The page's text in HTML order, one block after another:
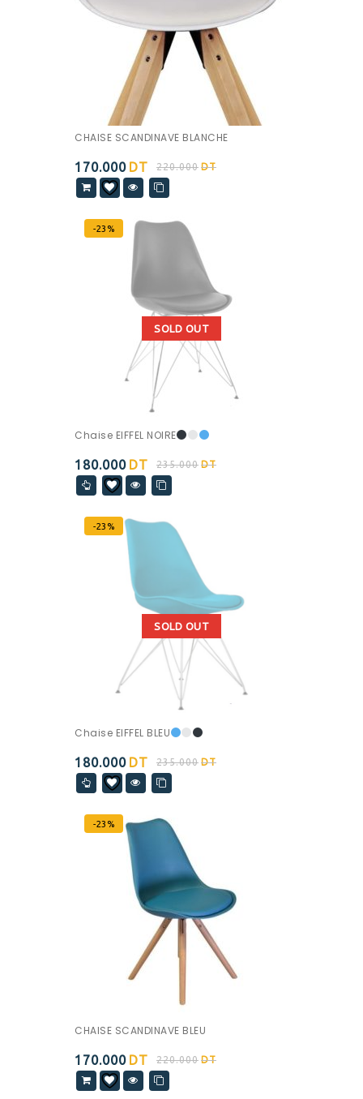
CHAISE SCANDINAVE BLANCHE
220.000 DT
170.000 DT
SOLD OUT
-23%
Chaise EIFFEL NOIRE
235.000 DT
180.000 DT
SOLD OUT
-23%
Chaise EIFFEL BLEU
235.000 DT
180.000 DT
-23%
CHAISE SCANDINAVE BLEU
220.000 DT
170.000 DT